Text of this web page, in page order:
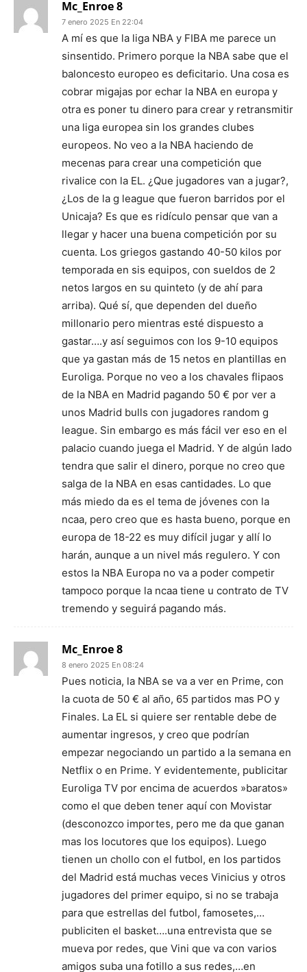
Mc_Enroe 8
7 enero 2025 En 22:04
A mí es que la liga NBA y FIBA me parece un
sinsentido. Primero porque la NBA sabe que el
baloncesto europeo es deficitario. Una cosa es
cobrar migajas por echar la NBA en europa y
otra es poner tu dinero para crear y retransmitir
una liga europea sin los grandes clubes
europeos. No veo a la NBA haciendo de
mecenas para crear una competición que
rivalice con la EL. ¿Que jugadores van a jugar?,
¿Los de la g league que fueron barridos por el
Unicaja? Es que es ridículo pensar que van a
llegar y hacer una buena competición por su
cuenta. Los griegos gastando 40-50 kilos por
temporada en sis equipos, con sueldos de 2
netos largos en su quinteto (y de ahí para
arriba). Qué sí, que dependen del dueño
millonario pero mientras esté dispuesto a
gastar….y así seguimos con los 9-10 equipos
que ya gastan más de 15 netos en plantillas en
Euroliga. Porque no veo a los chavales flipaos
de la NBA en Madrid pagando 50 € por ver a
unos Madrid bulls con jugadores random g
league. Sin embargo es más fácil ver eso en el
palacio cuando juega el Madrid. Y de algún lado
tendra que salir el dinero, porque no creo que
salga de la NBA en esas cantidades. Lo que
más miedo da es el tema de jóvenes con la
ncaa, pero creo que es hasta bueno, porque en
europa de 18-22 es muy difícil jugar y allí lo
harán, aunque a un nivel más regulero. Y con
estos la NBA Europa no va a poder competir
tampoco porque la ncaa tiene u contrato de TV
tremendo y seguirá pagando más.
Mc_Enroe 8
8 enero 2025 En 08:24
Pues noticia, la NBA se va a ver en Prime, con
la cuota de 50 € al año, 65 partidos mas PO y
Finales. La EL si quiere ser rentable debe de
aumentar ingresos, y creo que podrían
empezar negociando un partido a la semana en
Netflix o en Prime. Y evidentemente, publicitar
Euroliga TV por encima de acuerdos »baratos»
como el que deben tener aquí con Movistar
(desconozco importes, pero me da que ganan
mas los locutores que los equipos). Luego
tienen un chollo con el futbol, en los partidos
del Madrid está muchas veces Vinicius y otros
jugadores del primer equipo, si no se trabaja
para que estrellas del futbol, famosetes,…
publiciten el basket….una entrevista que se
mueva por redes, que Vini que va con varios
amigos suba una fotillo a sus redes,…en